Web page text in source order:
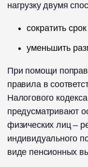
нагрузку двумя
сократить
уменьшить
При помощи
правила в
Налогового
предусматривают
физических лиц –
индивидуального
виде пенсионных